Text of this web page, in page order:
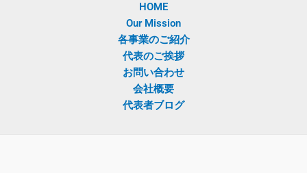
HOME
Our Mission
各事業のご紹介
代表のご挨拶
お問い合わせ
会社概要
代表者ブログ